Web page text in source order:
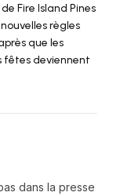
Fire Island Pines
règles
que les
fêtes deviennent
dans la presse